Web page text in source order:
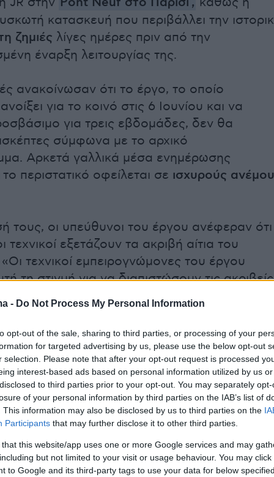
- Do Not Process My Personal Information
opt-out of the sale, sharing to third parties, or processing of your
for targeted advertising by us, please use the below opt-out
selection. Please note that after your opt-out request is processed
interest-based ads based on personal information utilized by us
to third parties prior to your opt-out. You may separately
of your personal information by third parties on the IAB’s list of
This information may also be disclosed by us to third parties on the
Participants that may further disclose it to other third parties.
that this website/app uses one or more Google services and may
but not limited to your visit or usage behaviour. You may
to Google and its third-party tags to use your data for below
κατασκευή που περιβάλλει την
ζημιές λίγες ημέρες πριν από την
έναρξη λειτουργίας της.
ανακοίνωσαν ότι το έργο, το οποίο
για το κοινό στις 6 Ιουνίου και να
για τρεις εβδομάδες, δεν θα
σύμφωνα με το αρχικό
Αρκετά γαλλικά μέσα ενημέρωσης
περιστατικό οφείλεται σε ισχυρούς
τους, οι υπεύθυνοι του έργου ανέφεραν ότι
τεχνικοί εξετάζουν τα ακριβή αίτια του
«Οι τεχνικοί εμπειρογνώμονες του έργου
τη στιγμή για να διαπιστώσουν τις ακριβείς
οδήγησαν στο συμβάν. Μόλις ολοκληρωθεί η
ανακοινωθούν τα συμπεράσματα»,
qui emballe le Pont Neuf à Paris, une installation
par l'artiste JR, a été endommagée mardi 2
prévue samedi est reportée, ont indiqué les
du projet.pic.twitter.com/sq21roSjdx
(@Le_Figaro)June 3, 2026